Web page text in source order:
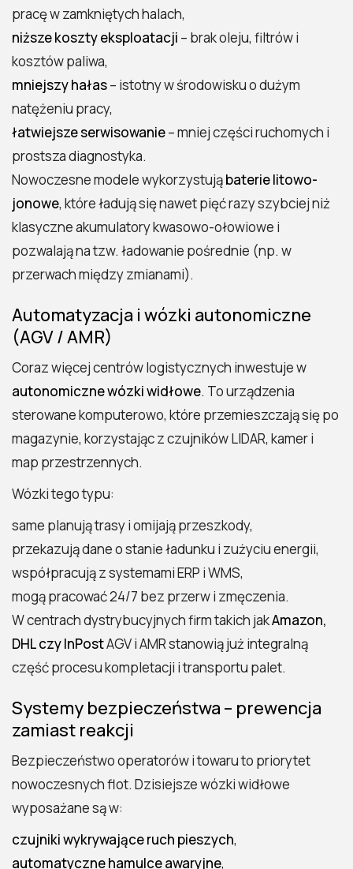
pracę w zamkniętych halach,
niższe koszty eksploatacji – brak oleju, filtrów i
kosztów paliwa,
mniejszy hałas– istotny w środowisku o dużym
natężeniu pracy,
łatwiejsze serwisowanie– mniej części ruchomych i
prostsza diagnostyka.
Nowoczesne modele wykorzystująbaterie litowo-
jonowe, które ładują się nawet pięć razy szybciej niż
klasyczne akumulatory kwasowo-ołowiowe i
pozwalają na tzw. ładowanie pośrednie (np. w
przerwach między zmianami).
Automatyzacja i wózki autonomiczne
(AGV / AMR)
Coraz więcej centrów logistycznych inwestuje w
autonomiczne wózki widłowe. To urządzenia
sterowane komputerowo, które przemieszczają się po
magazynie, korzystając z czujników LIDAR, kamer i
map przestrzennych.
Wózki tego typu:
same planują trasy i omijają przeszkody,
przekazują dane o stanie ładunku i zużyciu energii,
współpracują z systemami ERP i WMS,
mogą pracować 24/7 bez przerw i zmęczenia.
W centrach dystrybucyjnych firm takich jakAmazon,
DHL czy InPostAGV i AMR stanowią już integralną
część procesu kompletacji i transportu palet.
Systemy bezpieczeństwa – prewencja
zamiast reakcji
Bezpieczeństwo operatorów i towaru to priorytet
nowoczesnych flot. Dzisiejsze wózki widłowe
wyposażane są w:
czujniki wykrywające ruch pieszych,
automatyczne hamulce awaryjne,